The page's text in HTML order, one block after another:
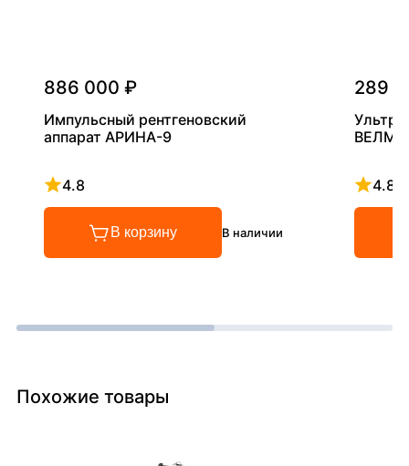
886 000 ₽
Импульсный рентгеновский
аппарат АРИНА-9
4.8
Рейтинг 4.8 из 5
В корзину В наличии
289
4.8
Похожие товары